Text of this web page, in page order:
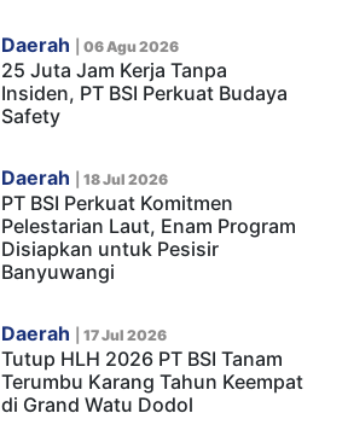
Daerah |06 Agu 2026
25 Juta Jam Kerja Tanpa
Insiden, PT BSI Perkuat Budaya
Safety
Daerah |18 Jul 2026
PT BSI Perkuat Komitmen
Pelestarian Laut, Enam Program
Disiapkan untuk Pesisir
Banyuwangi
Daerah |17 Jul 2026
Tutup HLH 2026 PT BSI Tanam
Terumbu Karang Tahun Keempat
di Grand Watu Dodol